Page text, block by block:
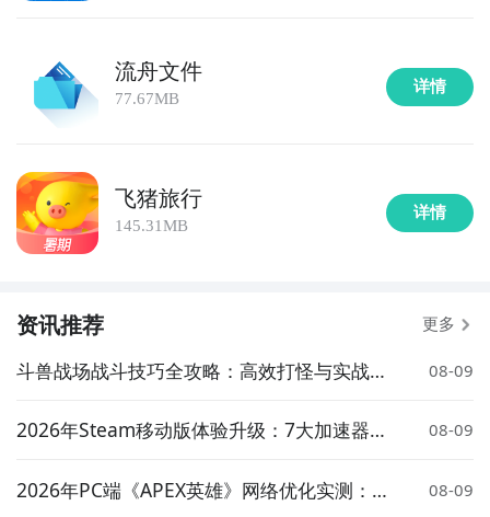
流舟文件
77.67MB
详情
飞猪旅行
145.31MB
详情
资讯推荐 更多
斗兽战场战斗技巧全攻略：高效打怪与实战策
08-09
2026年Steam移动版体验升级：7大加速器对
08-09
2026年PC端《APEX英雄》网络优化实测：7
08-09